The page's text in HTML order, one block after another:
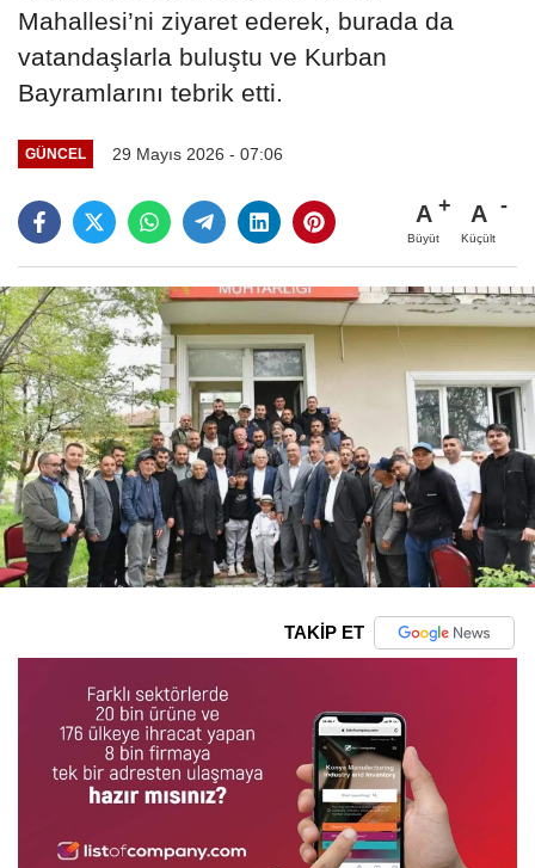
Mahallesi’ni ziyaret ederek, burada da
vatandaşlarla buluştu ve Kurban
Bayramlarını tebrik etti.
GÜNCEL 29 Mayıs 2026 - 07:06
A
Büyüt
A
Küçült
TAKİP ET